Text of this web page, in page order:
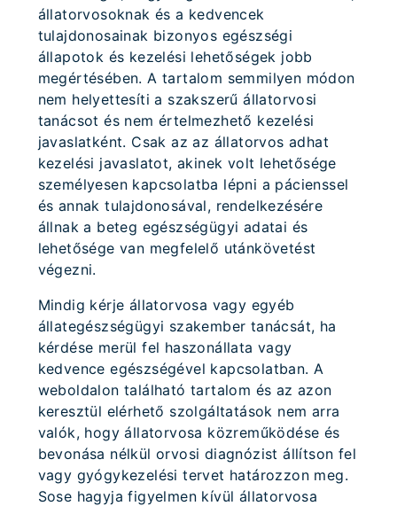
állatorvosoknak és a kedvencek
tulajdonosainak bizonyos egészségi
állapotok és kezelési lehetőségek jobb
megértésében. A tartalom semmilyen módon
nem helyettesíti a szakszerű állatorvosi
tanácsot és nem értelmezhető kezelési
javaslatként. Csak az az állatorvos adhat
kezelési javaslatot, akinek volt lehetősége
személyesen kapcsolatba lépni a pácienssel
és annak tulajdonosával, rendelkezésére
állnak a beteg egészségügyi adatai és
lehetősége van megfelelő utánkövetést
végezni.
Mindig kérje állatorvosa vagy egyéb
állategészségügyi szakember tanácsát, ha
kérdése merül fel haszonállata vagy
kedvence egészségével kapcsolatban. A
weboldalon található tartalom és az azon
keresztül elérhető szolgáltatások nem arra
valók, hogy állatorvosa közreműködése és
bevonása nélkül orvosi diagnózist állítson fel
vagy gyógykezelési tervet határozzon meg.
Sose hagyja figyelmen kívül állatorvosa